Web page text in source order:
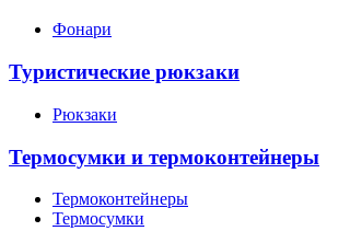
Фонари
Туристические рюкзаки
Рюкзаки
Термосумки и термоконтейнеры
Термоконтейнеры
Термосумки